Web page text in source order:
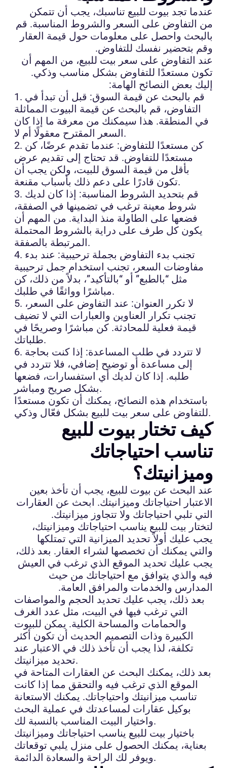
عندما تجد بيوت للبيع تناسبك، يجب أن تتمكن
من التفاوض على السعر والشروط المناسبة. قم
بالبحث واحصل على معلومات حول قيمة العقار
وقم بتحضير نفسك للتفاوض.
عند التفاوض على سعر بيت للبيع، من المهم أن
تكون مستعدًا للتفاوض بشكل مناسب وذكي.
إليك بعض النصائح الهامة:
1. قم بالبحث عن قيمة السوق: قبل أن تبدأ في
التفاوض، قم بالبحث عن قيمة البيوت المماثلة
في المنطقة. هذا سيمكنك من معرفة ما إذا كان
السعر المقترح معقولًا أم لا.
2. كن مستعدًا للتفاوض: عندما تقدم عرضًا، كن
مستعدًا للتفاوض. قد تحتاج إلى تقديم عرض
بأقل من قيمة السوق للبيت، ولكن يجب أن
تكون قادرًا على دعم ذلك بأسباب مقنعة.
3. قم بتحديد الشروط المناسبة: إذا كان لديك
شروط معينة ترغب في تضمينها في الصفقة،
فضعها على الطاولة منذ البداية. من المهم أن
يكون كل طرف على دراية بالشروط المحتملة
المرتبطة بالصفقة.
4. تجنب بدء التفاوض بجملة ترحيبية: عند بدء
مفاوضات السعر، تجنب استخدام جمل ترحيبية
مثل “بالطبع” أو “بالتأكيد”، بدلاً من ذلك، كن
مباشرًا وواثقًا في طلبك.
5. لا تكرر العنوان: عند التفاوض على السعر،
تجنب تكرار العناوين والعبارات التي لا تضيف
قيمة فعلية للمحادثة. كن مباشرًا وصريحًا في
طلباتك.
6. لا تتردد في طلب المساعدة: إذا كنت بحاجة
إلى مساعدة أو توضيح إضافي، فلا تتردد في
طلبه. إذا كان لديك أي استفسارات، فضعها
بشكل صريح ومباشر.
باستخدام هذه النصائح، يمكنك أن تكون مستعدًا
للتفاوض على سعر بيت للبيع بشكل فعّال وذكي.
كيف تختار بيوت للبيع
تناسب احتياجاتك
وميزانيتك؟
عند البحث عن بيوت للبيع، يجب أن تأخذ بعين
الاعتبار احتياجاتك وميزانيتك. ابحث عن العقارات
التي تلبي احتياجاتك ولا تتجاوز ميزانيتك.
لتختار بيت للبيع يناسب احتياجاتك وميزانيتك،
يجب عليك أولاً تحديد الميزانية التي تمتلكها
والتي يمكنك أن تخصصها لشراء العقار. بعد ذلك،
يجب عليك تحديد الموقع الذي ترغب في العيش
فيه والذي يتوافق مع احتياجاتك من حيث
المدارس والخدمات والمرافق العامة.
بعد ذلك، يجب عليك تحديد الحجم والمواصفات
التي ترغب فيها في البيت، مثل عدد الغرف
والحمامات والمساحة الكلية. يمكن للبيوت
الكبيرة وذات التصميم الحديث أن تكون أكثر
تكلفة، لذا يجب أن تأخذ ذلك في الاعتبار عند
تحديد ميزانيتك.
بعد ذلك، يمكنك البحث عن العقارات المتاحة في
الموقع الذي ترغب فيه والتحقق مما إذا كانت
تناسب ميزانيتك واحتياجاتك. يمكنك الاستعانة
بوكيل عقارات لمساعدتك في عملية البحث
واختيار البيت المناسب بالنسبة لك.
باختيار بيت للبيع يناسب احتياجاتك وميزانيتك
بعناية، يمكنك الحصول على منزل يلبي توقعاتك
ويوفر لك الراحة والسعادة الدائمة.